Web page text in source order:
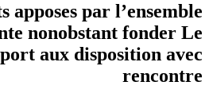
apposes par l’ensemble
nonobstant fonder Le
aux disposition avec
rencontre